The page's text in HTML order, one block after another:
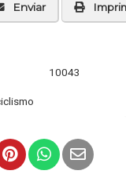
Enviar
10043